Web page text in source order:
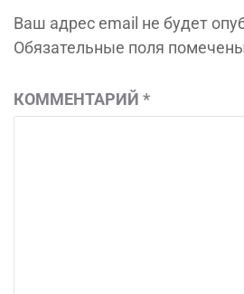
Ваш адрес email не будет
Обязательные поля
КОММЕНТАРИЙ *